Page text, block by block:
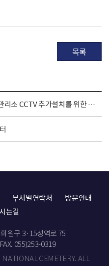
목록
국립3.15민주묘지관리소 CCTV 추가설치를 위한 행정예고
부서별연락처
방문안내
는길
원구 3·15성역로 75
FAX. 055)253-0319
CEMETERY. ALL